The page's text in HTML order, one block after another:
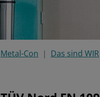
Metal-Con Das sind WIR